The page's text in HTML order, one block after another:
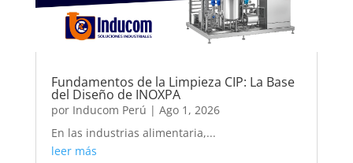
Fundamentos de la Limpieza CIP: La Base
del Diseño de INOXPA
por Inducom Perú | Ago 1, 2026
En las industrias alimentaria,...
leer más